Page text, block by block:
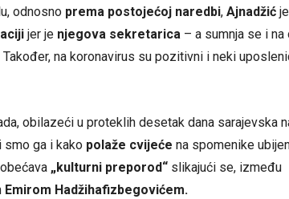
odnosno prema postojećoj naredbi, Ajnadžić je
jer je njegova sekretarica – a sumnja se i
Također, na koronavirus su pozitivni i neki
obilazeći u proteklih desetak dana sarajevska
smo ga i kako polaže cvijeće na spomenike
„kulturni preporod“ slikajući se, između
Emirom Hadžihafizbegovićem.